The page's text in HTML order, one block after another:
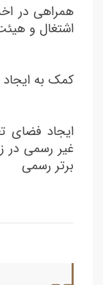
همراهی در
اشتغال و
کمک به ایجاد
ایجاد فضای
غیر رسمی در
برتر رسمی